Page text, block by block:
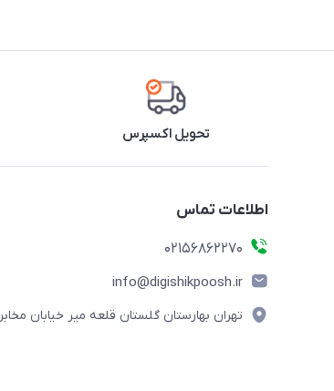
تحویل اکسپرس
اطلاعات تماس
02156862270
info@digishikpoosh.ir
تهران بهارستان گلستان قلعه میر خیابان